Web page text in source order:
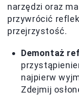
narzędzi oraz
przywrócić
przejrzystość.
Demontaż
najpierw
Zdejmij